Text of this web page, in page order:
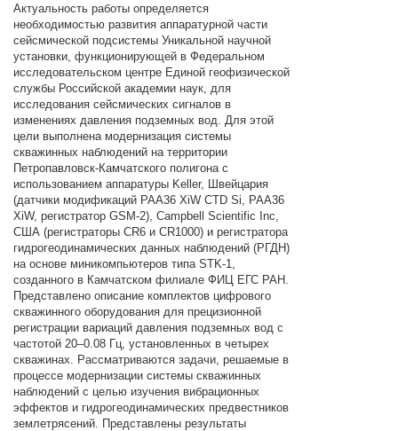
Актуальность работы определяется
необходимостью развития аппаратурной части
сейсмической подсистемы Уникальной научной
установки, функционирующей в Федеральном
исследовательском центре Единой геофизической
службы Российской академии наук, для
исследования сейсмических сигналов в
изменениях давления подземных вод. Для этой
цели выполнена модернизация системы
скважинных наблюдений на территории
Петропавловск-Камчатского полигона с
использованием аппаратуры Keller, Швейцария
(датчики модификаций PAA36 XiW CTD Si, PAA36
XiW, регистратор GSM-2), Campbell Scientific Inc,
США (регистраторы CR6 и CR1000) и регистратора
гидрогеодинамических данных наблюдений (РГДН)
на основе миникомпьютеров типа STK-1,
созданного в Камчатском филиале ФИЦ ЕГС РАН.
Представлено описание комплектов цифрового
скважинного оборудования для прецизионной
регистрации вариаций давления подземных вод с
частотой 20–0.08 Гц, установленных в четырех
скважинах. Рассматриваются задачи, решаемые в
процессе модернизации системы скважинных
наблюдений с целью изучения вибрационных
эффектов и гидрогеодинамических предвестников
землетрясений. Представлены результаты